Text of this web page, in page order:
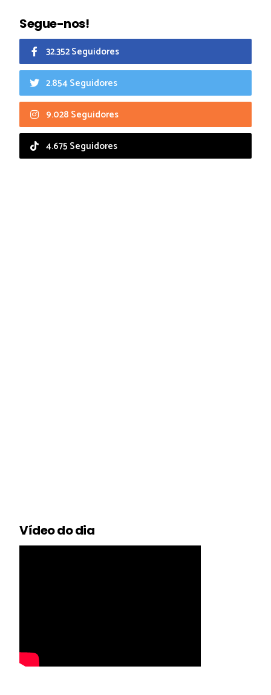
Segue-nos!
32.352 Seguidores
2.854 Seguidores
9.028 Seguidores
4.675 Seguidores
Vídeo do dia